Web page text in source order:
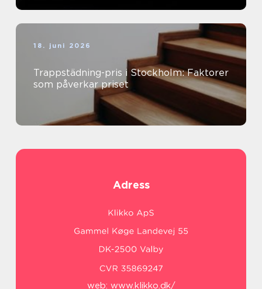
18. juni 2026
Trappstädning-pris i Stockholm: Faktorer
som påverkar priset
Adress
web: www.klikko.dk/